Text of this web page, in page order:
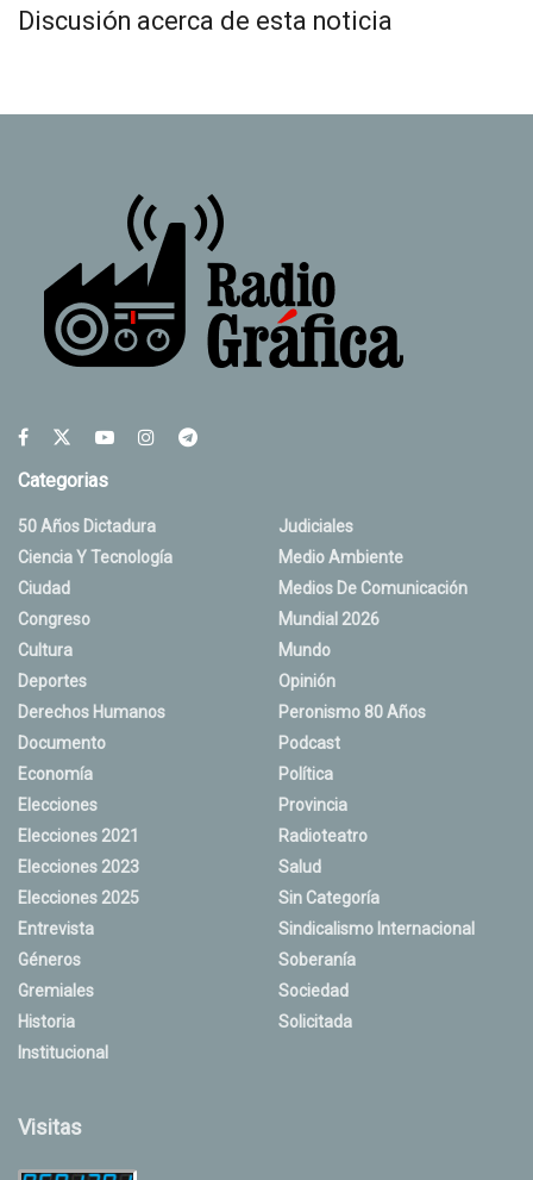
Discusión acerca de esta noticia
Categorias
50 Años Dictadura
Ciencia Y Tecnología
Ciudad
Congreso
Cultura
Deportes
Derechos Humanos
Documento
Economía
Elecciones
Elecciones 2021
Elecciones 2023
Elecciones 2025
Entrevista
Géneros
Gremiales
Historia
Institucional
Judiciales
Medio Ambiente
Medios De Comunicación
Mundial 2026
Mundo
Opinión
Peronismo 80 Años
Podcast
Política
Provincia
Radioteatro
Salud
Sin Categoría
Sindicalismo Internacional
Soberanía
Sociedad
Solicitada
Visitas